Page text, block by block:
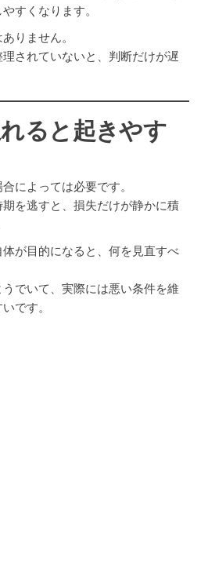
すくなります。
りません。
されていないと、判断だけが遅
ると起きやす
によっては必要です。
を逃すと、損失だけが静かに積
が目的になると、何を見直すべ
でいて、実際には悪い条件を維
です。